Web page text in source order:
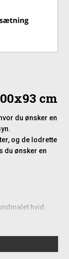
cm
du ønsker en
og de lodrette
du ønsker en
hvid.
udført med
montering.